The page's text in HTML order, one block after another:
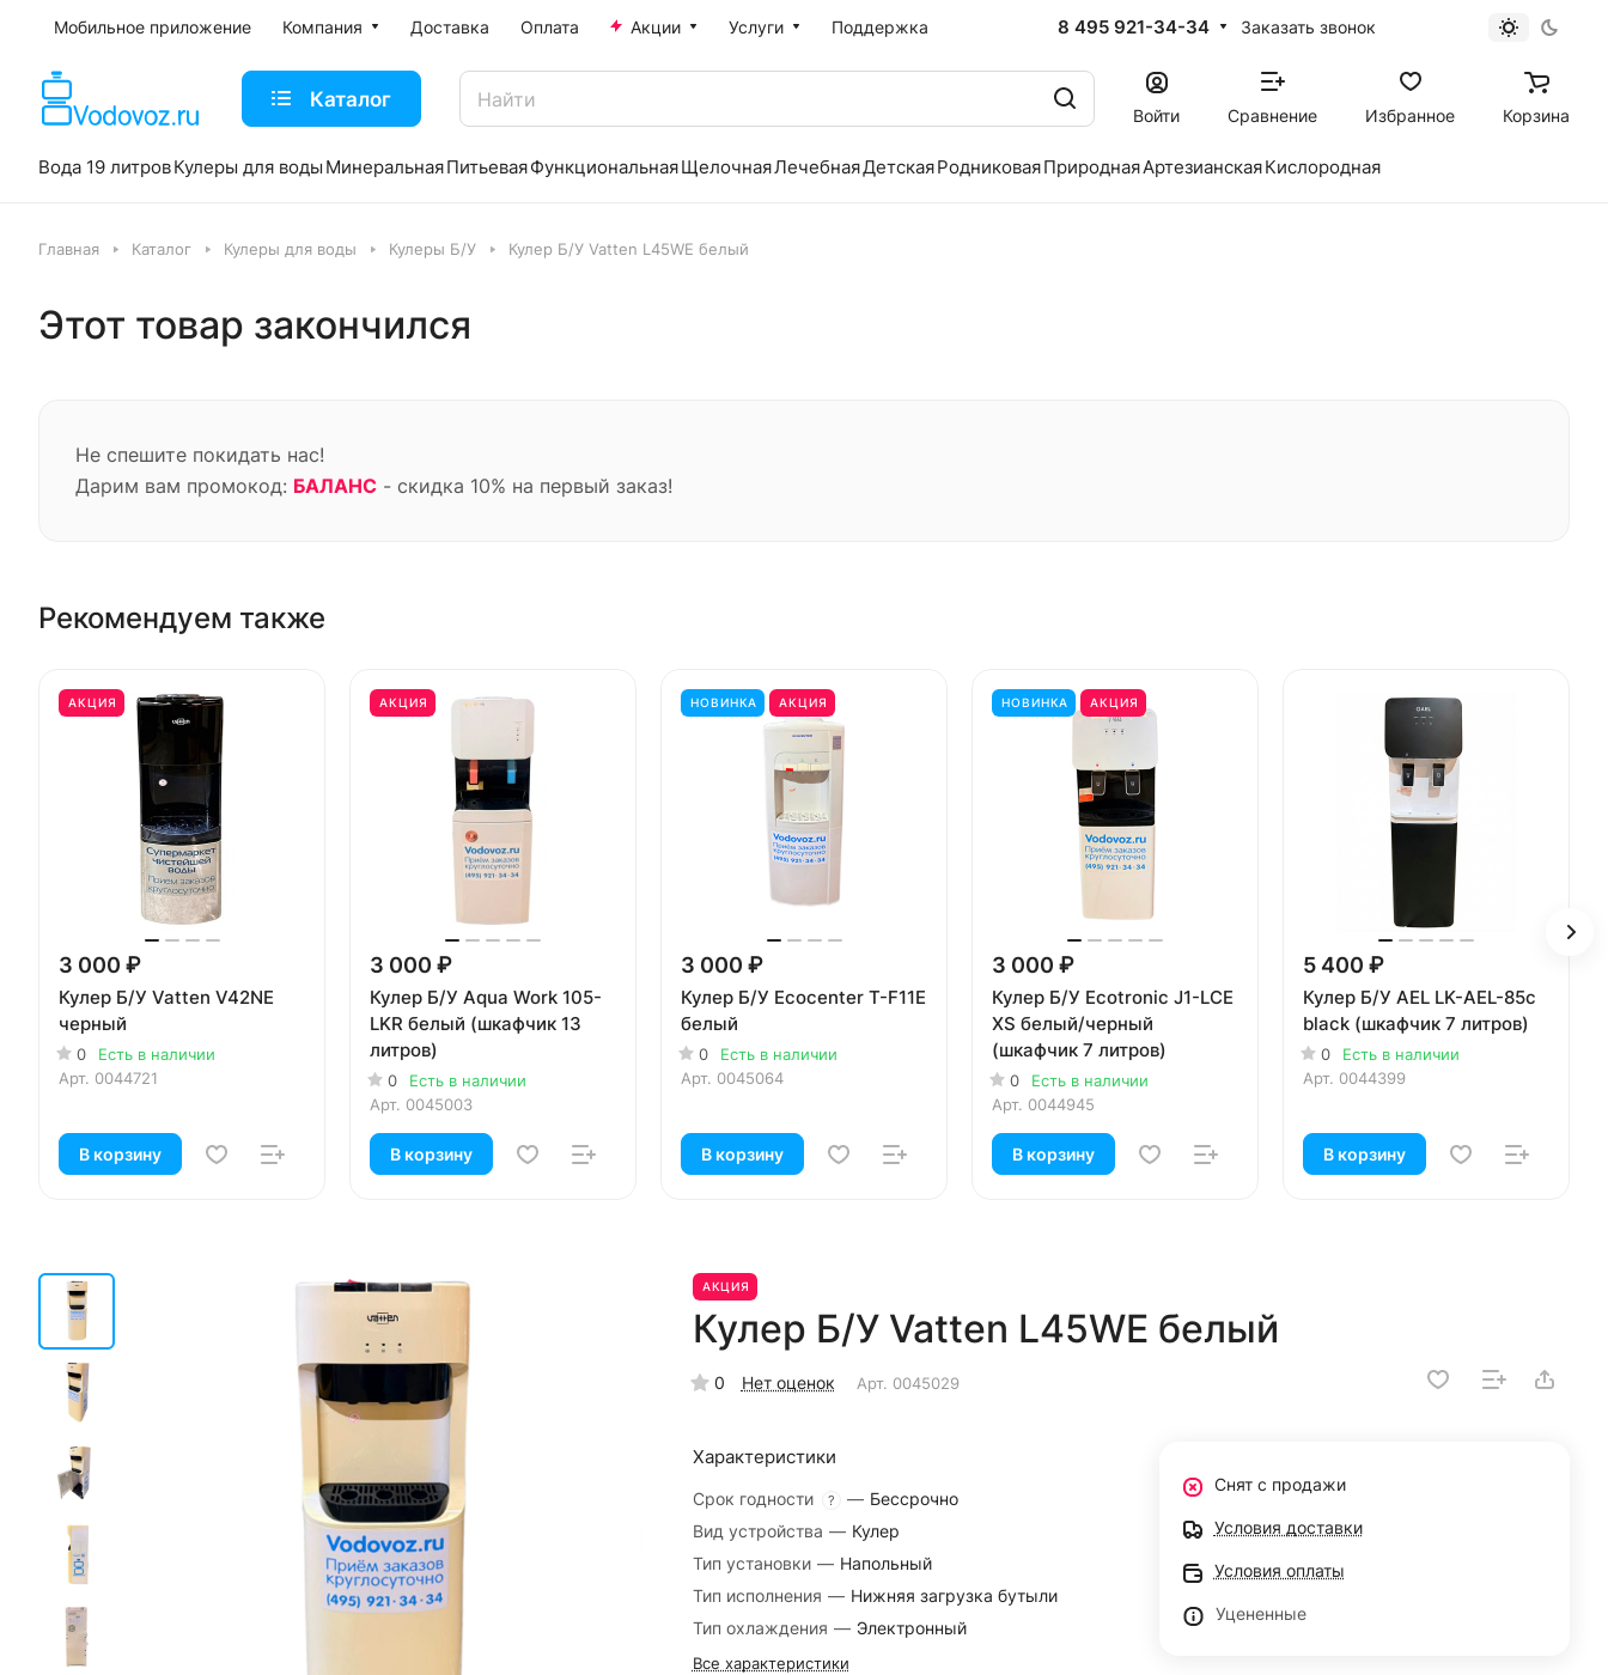
Мобильное приложение Компания Доставка Оплата Акции Услуги Поддержка 8 495 921-34-34 Заказать звонок
Каталог
Войти Сравнение Избранное Корзина
Вода 19 литровКулеры для воды МинеральнаяПитьеваяФункциональнаяЩелочнаяЛечебнаяДетскаяРодниковаяПрироднаяАртезианскаяКислородная
Главная Каталог Кулеры для воды Кулеры Б/У Кулер Б/У Vatten L45WE белый
Этот товар закончился
Не спешите покидать нас!
Дарим вам промокод: БАЛАНС - скидка 10% на первый заказ!
Рекомендуем также
АКЦИЯ
3 000 ₽
Кулер Б/У Vatten V42NE
черный
0
Есть в наличии
Арт. 0044721
В корзину
АКЦИЯ
3 000 ₽
Кулер Б/У Aqua Work 105-
LKR белый (шкафчик 13
литров)
0
Есть в наличии
Арт. 0045003
В корзину
НОВИНКА АКЦИЯ
3 000 ₽
Кулер Б/У Ecocenter T-F11E
белый
0
Есть в наличии
Арт. 0045064
В корзину
НОВИНКА АКЦИЯ
3 000 ₽
Кулер Б/У Ecotronic J1-LCE
XS белый/черный
(шкафчик 7 литров)
0
Есть в наличии
Арт. 0044945
В корзину
5 400 ₽
Кулер Б/У AEL LK-AEL-85c
black (шкафчик 7 литров)
0
Есть в наличии
Арт. 0044399
В корзину
АКЦИЯ
Кулер Б/У Vatten L45WE белый
0 Нет оценок Арт. 0045029
Характеристики
Срок годности ? — Бессрочно
Вид устройства — Кулер
Тип установки — Напольный
Тип исполнения — Нижняя загрузка бутыли
Тип охлаждения — Электронный
Все характеристики
Снят с продажи
Условия доставки
Условия оплаты
Уцененные